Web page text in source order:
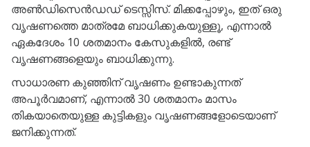
അൺഡിസെൻഡഡ് ടെസ്സിസ്. മിക്കപ്പോഴും, ഇത് ഒരു
വൃഷണത്തെ മാത്രമേ ബാധിക്കുകയുള്ളൂ, എന്നാൽ
ഏകദേശം 10 ശതമാനം കേസുകളിൽ, രണ്ട്
വൃഷണങ്ങളെയും ബാധിക്കുന്നു.
സാധാരണ കുഞ്ഞിന് വൃഷണം ഉണ്ടാകുന്നത്
അപൂർവമാണ്, എന്നാൽ 30 ശതമാനം മാസം
തികയാതെയുള്ള കുട്ടികളും വൃഷണങ്ങളോടെയാണ്
ജനിക്കുന്നത്.